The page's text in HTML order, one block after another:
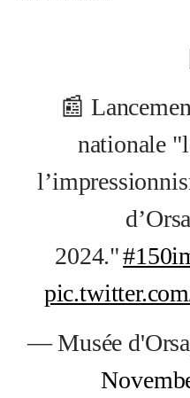
📰
nationale
2024."
— Musée